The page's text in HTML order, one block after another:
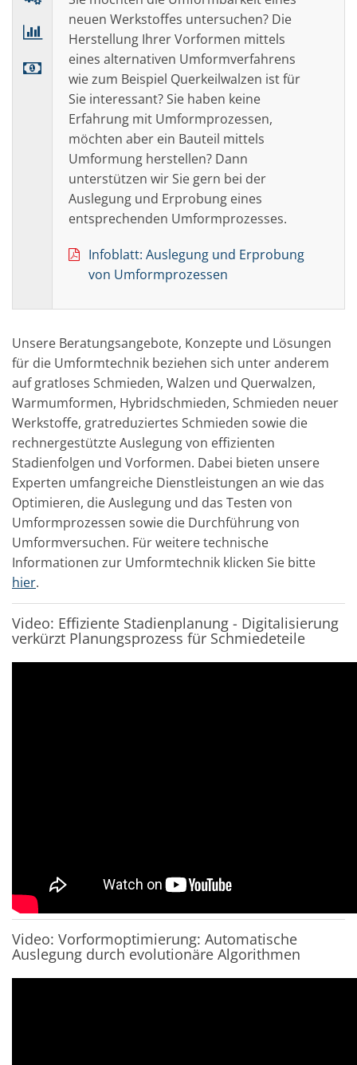
neuen Werkstoffes untersuchen? Die
Herstellung Ihrer Vorformen mittels
eines alternativen Umformverfahrens
wie zum Beispiel Querkeilwalzen ist für
Sie interessant? Sie haben keine
Erfahrung mit Umformprozessen,
möchten aber ein Bauteil mittels
Umformung herstellen? Dann
unterstützen wir Sie gern bei der
Auslegung und Erprobung eines
entsprechenden Umformprozesses.
Infoblatt: Auslegung und Erprobung
von Umformprozessen
Unsere Beratungsangebote, Konzepte und Lösungen
für die Umformtechnik beziehen sich unter anderem
auf gratloses Schmieden, Walzen und Querwalzen,
Warmumformen, Hybridschmieden, Schmieden neuer
Werkstoffe, gratreduziertes Schmieden sowie die
rechnergestützte Auslegung von effizienten
Stadienfolgen und Vorformen. Dabei bieten unsere
Experten umfangreiche Dienstleistungen an wie das
Optimieren, die Auslegung und das Testen von
Umformprozessen sowie die Durchführung von
Umformversuchen. Für weitere technische
Informationen zur Umformtechnik klicken Sie bitte
hier.
Video: Effiziente Stadienplanung - Digitalisierung
verkürzt Planungsprozess für Schmiedeteile
Video: Vorformoptimierung: Automatische
Auslegung durch evolutionäre Algorithmen